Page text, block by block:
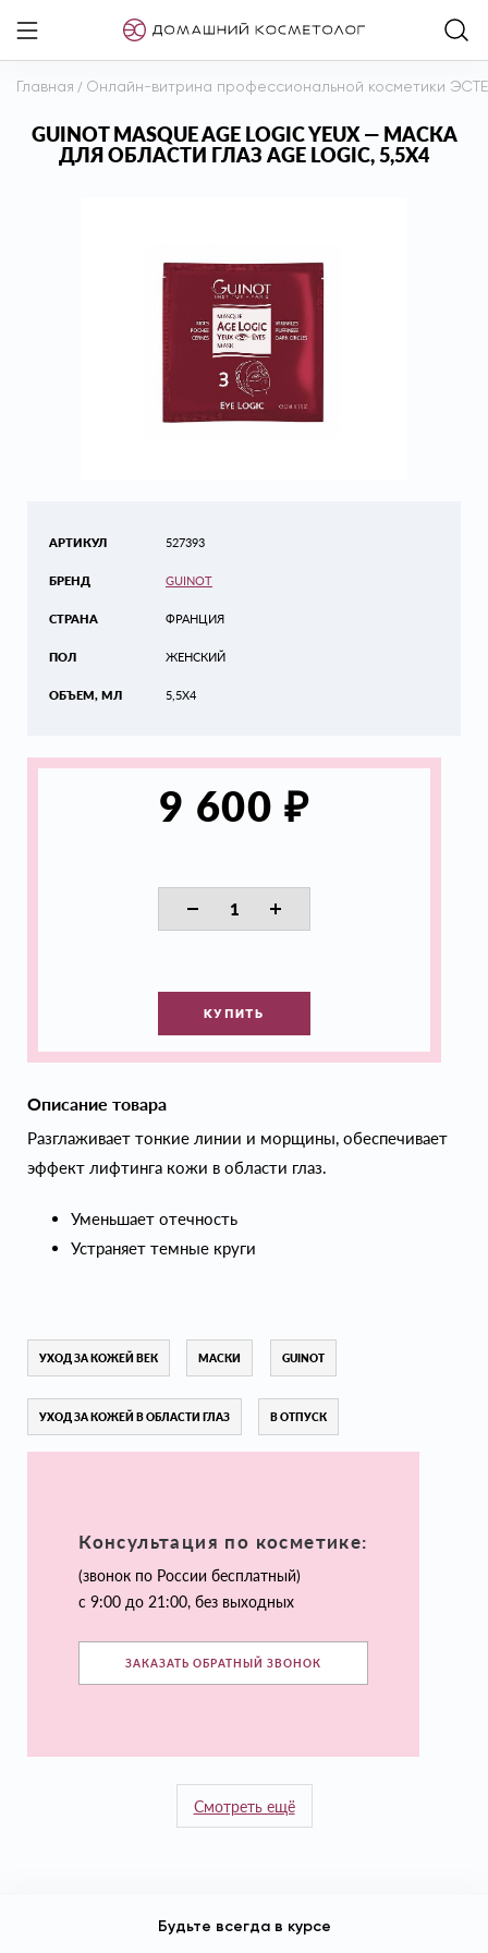
Главная / Онлайн-витрина профессиональной косметики
GUINOT MASQUE AGE LOGIC YEUX — МАСКА
ДЛЯ ОБЛАСТИ ГЛАЗ AGE LOGIC, 5,5Х4
АРТИКУЛ
БРЕНД
СТРАНА
ПОЛ
ОБЪЕМ, МЛ
527393
GUINOT
ФРАНЦИЯ
ЖЕНСКИЙ
5,5Х4
9 600 ₽
КУПИТЬ
Описание товара
Разглаживает тонкие линии и морщины, обеспечивает
эффект лифтинга кожи в области глаз.
Уменьшает отечность
Устраняет темные круги
УХОД ЗА КОЖЕЙ ВЕК МАСКИ GUINOT
УХОД ЗА КОЖЕЙ В ОБЛАСТИ ГЛАЗ В ОТПУСК
Консультация по косметике:
(звонок по России бесплатный)
с 9:00 до 21:00, без выходных
ЗАКАЗАТЬ ОБРАТНЫЙ ЗВОНОК
Смотреть ещё
Будьте всегда в курсе